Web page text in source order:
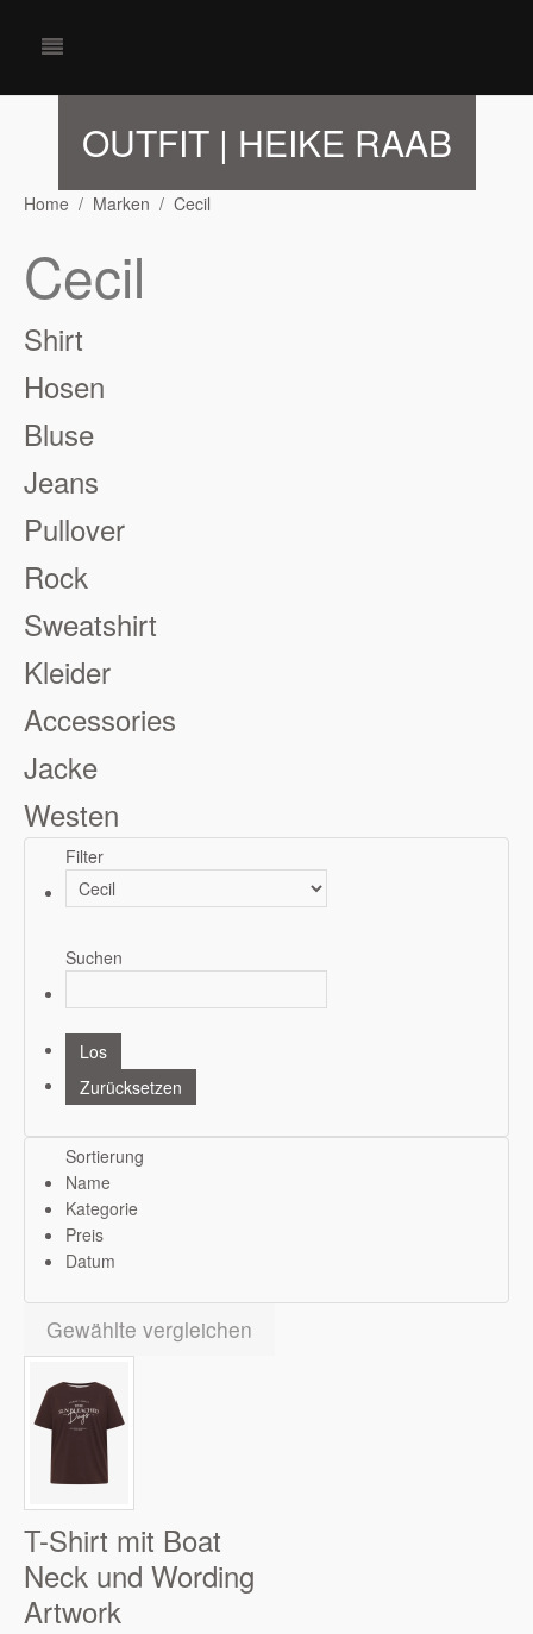
OUTFIT | HEIKE RAAB
Home Marken Cecil
Cecil
Shirt
Hosen
Bluse
Jeans
Pullover
Rock
Sweatshirt
Kleider
Accessories
Jacke
Westen
Filter
Suchen
Sortierung
Name
Kategorie
Preis
Datum
Gewählte vergleichen
T-Shirt mit Boat
Neck und Wording
Artwork